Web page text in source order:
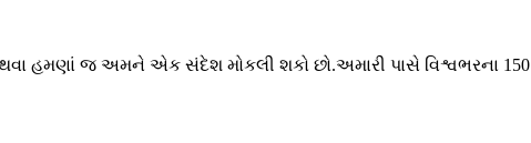
હમણાં જ અમને એક સંદેશ મોકલી શકો છો.અમારી પાસે વિશ્વભરના 150